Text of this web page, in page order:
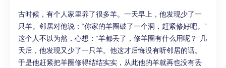
古时候，有个人家里养了很多羊。一天早上，他发现少了一
只羊。邻居对他说：“你家的羊圈破了一个洞，赶紧修好吧。”
这个人不以为然，心想：“羊都丢了，修羊圈有什么用呢？”几
天后，他发现又少了一只羊。他这才后悔没有听邻居的话。
于是他赶紧把羊圈修得结结实实，从此他的羊就再也没有丢